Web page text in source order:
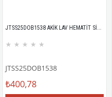
JTSS25DOB1538 AKİK LAV HEMATİT SİYAH JANTİ DOĞALTAŞ BİLEKLİK
★ ★ ★ ★ ★
JTSS25DOB1538
₺400,78